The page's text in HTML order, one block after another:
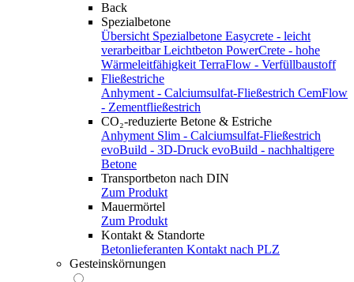
Back
Spezialbetone
Übersicht Spezialbetone Easycrete - leicht
verarbeitbar Leichtbeton PowerCrete - hohe
Wärmeleitfähigkeit TerraFlow - Verfüllbaustoff
Fließestriche
Anhyment - Calciumsulfat-Fließestrich CemFlow
- Zementfließestrich
CO₂-reduzierte Betone & Estriche
Anhyment Slim - Calciumsulfat-Fließestrich
evoBuild - 3D-Druck evoBuild - nachhaltigere
Betone
Transportbeton nach DIN
Zum Produkt
Mauermörtel
Zum Produkt
Kontakt & Standorte
Betonlieferanten Kontakt nach PLZ
Gesteinskörnungen